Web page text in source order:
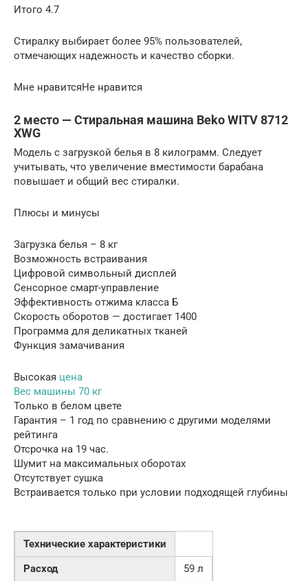
Итого 4.7
Стиралку выбирает более 95% пользователей,
отмечающих надежность и качество сборки.
Мне нравитсяНе нравится
2 место — Стиральная машина Beko WITV 8712
XWG
Модель с загрузкой белья в 8 килограмм. Следует
учитывать, что увеличение вместимости барабана
повышает и общий вес стиралки.
Плюсы и минусы
Загрузка белья – 8 кг
Возможность встраивания
Цифровой символьный дисплей
Сенсорное смарт-управление
Эффективность отжима класса Б
Скорость оборотов — достигает 1400
Программа для деликатных тканей
Функция замачивания
Высокая цена
Вес машины 70 кг
Только в белом цвете
Гарантия – 1 год по сравнению с другими моделями
рейтинга
Отсрочка на 19 час.
Шумит на максимальных оборотах
Отсутствует сушка
Встраивается только при условии подходящей глубины
Технические характеристики
Расход
59 л